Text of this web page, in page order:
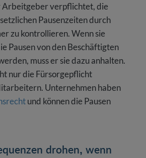
verpflichtet, die
Pausenzeiten durch
zu kontrollieren. Wenn sie
Pausen von den Beschäftigten
muss er sie dazu anhalten.
nur die Fürsorgepflicht
Unternehmen haben
und können die Pausen
drohen, wenn